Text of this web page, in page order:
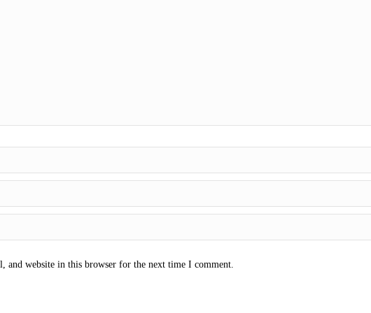
and website in this browser for the next time I comment.